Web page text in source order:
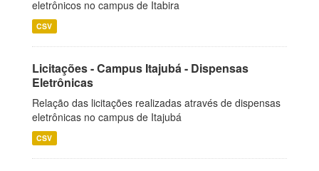
eletrônicos no campus de Itabira
CSV
Licitações - Campus Itajubá - Dispensas
Eletrônicas
Relação das licitações realizadas através de dispensas
eletrônicas no campus de Itajubá
CSV